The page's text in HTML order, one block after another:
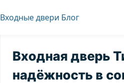
Входные двери Блог
Входная дверь
надёжность в